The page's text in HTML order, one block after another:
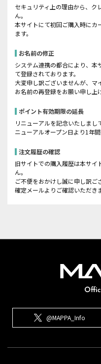
セキュリティ上の理由から、ク
ん。
本サイトにて初回ご購入時にカ
ます。
お名前の修正
システム連携の都合により、本
て登録されております。
大変申し訳ございませんが、
お名前の再登録をお願い申し上
ポイント有効期限の延長
リニューアルを記念いたしまし
ニューアルオープン日より1年
注文履歴の確認
旧サイトでの購入履歴は本サ
ん。
ご不便をおかけし誠に申し訳
確定メールよりご確認いただき
@MAPPA_Info